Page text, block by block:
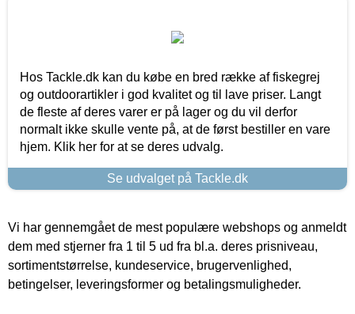
Hos Tackle.dk kan du købe en bred række af fiskegrej
og outdoorartikler i god kvalitet og til lave priser. Langt
de fleste af deres varer er på lager og du vil derfor
normalt ikke skulle vente på, at de først bestiller en vare
hjem. Klik her for at se deres udvalg.
Se udvalget på Tackle.dk
Vi har gennemgået de mest populære webshops og anmeldt
dem med stjerner fra 1 til 5 ud fra bl.a. deres prisniveau,
sortimentstørrelse, kundeservice, brugervenlighed,
betingelser, leveringsformer og betalingsmuligheder.